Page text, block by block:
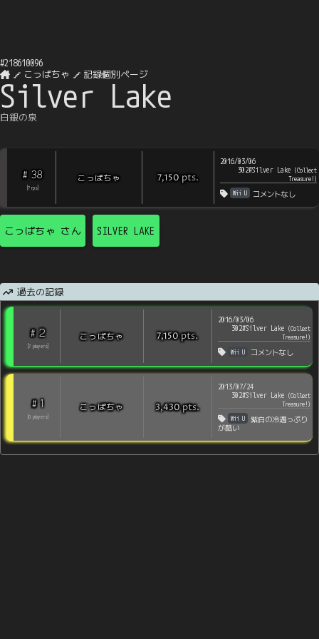
#218610096
こっぱちゃ
記録個別ページ
Silver Lake
白銀の泉
# 38
? rps]
こっぱちゃ 7,150 pts.
2016/03/06
302#Silver Lake (Collect
Treasure!)
Wii U
コメントなし
こっぱちゃ さん SILVER LAKE
過去の記録
# 2
7 players
こっぱちゃ 7,150pts.
2016/03/06
302#Silver Lake (Collect
Treasure!)
Wii U
コメントなし
# 1
0 players
こっぱちゃ 3,430pts.
2013/07/24
302#Silver Lake (Collect
Treasure!)
Wii U
紫白の冷遇っぷり
が酷い